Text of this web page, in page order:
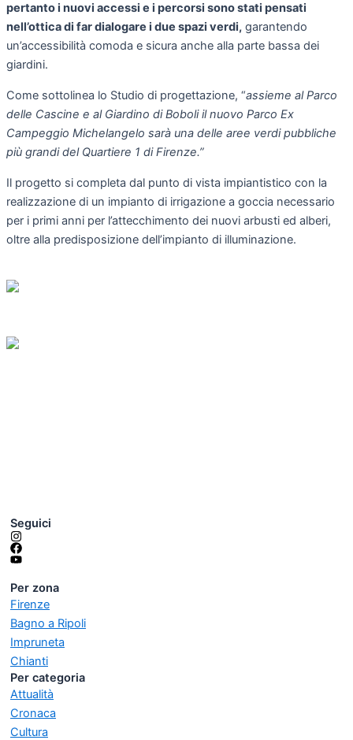
pertanto i nuovi accessi e i percorsi sono stati pensati
nell’ottica di far dialogare i due spazi verdi, garantendo
un’accessibilità comoda e sicura anche alla parte bassa dei
giardini.
Come sottolinea lo Studio di progettazione, “assieme al Parco
delle Cascine e al Giardino di Boboli il nuovo Parco Ex
Campeggio Michelangelo sarà una delle aree verdi pubbliche
più grandi del Quartiere 1 di Firenze.”
Il progetto si completa dal punto di vista impiantistico con la
realizzazione di un impianto di irrigazione a goccia necessario
per i primi anni per l’attecchimento dei nuovi arbusti ed alberi,
oltre alla predisposizione dell’impianto di illuminazione.
Seguici
Per zona
Firenze
Bagno a Ripoli
Impruneta
Chianti
Per categoria
Attualità
Cronaca
Cultura